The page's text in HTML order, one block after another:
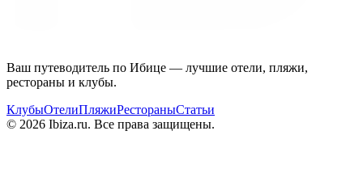
Ваш путеводитель по Ибице — лучшие отели, пляжи,
рестораны и клубы.
КлубыОтелиПляжиРестораныСтатьи
© 2026 Ibiza.ru. Все права защищены.